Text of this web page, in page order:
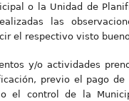
o la Unidad de
las
el respectivo visto
y/o actividades
previo el pago
el control de la